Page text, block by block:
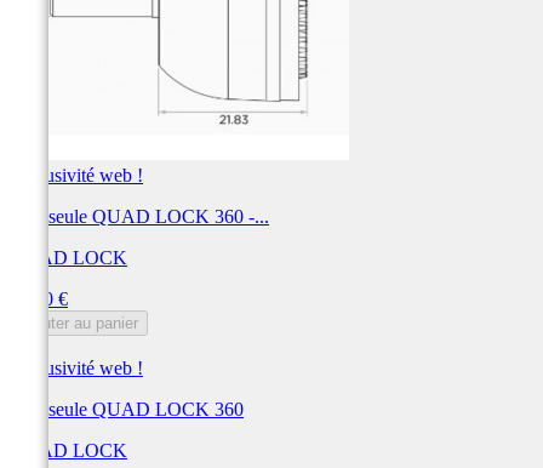
Exclusivité web !
Tête seule QUAD LOCK 360 -...
QUAD LOCK
10,00 €
Ajouter au panier
Exclusivité web !
Tête seule QUAD LOCK 360
QUAD LOCK